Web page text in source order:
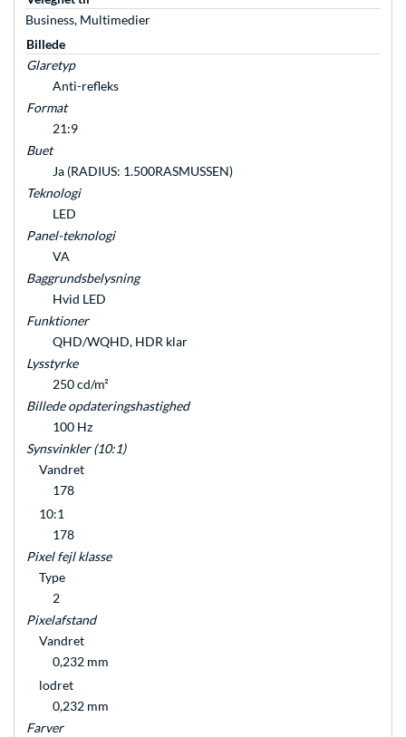
Business, Multimedier
Billede
Glaretyp
Anti-refleks
Format
21:9
Buet
Ja (RADIUS: 1.500RASMUSSEN)
Teknologi
LED
Panel-teknologi
VA
Baggrundsbelysning
Hvid LED
Funktioner
QHD/WQHD, HDR klar
Lysstyrke
250 cd/m²
Billede opdateringshastighed
100 Hz
Synsvinkler (10:1)
Vandret
178
10:1
178
Pixel fejl klasse
Type
2
Pixelafstand
Vandret
0,232 mm
lodret
0,232 mm
Farver